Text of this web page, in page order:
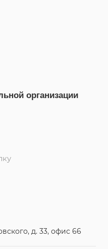
организации
д. 33, офис 66